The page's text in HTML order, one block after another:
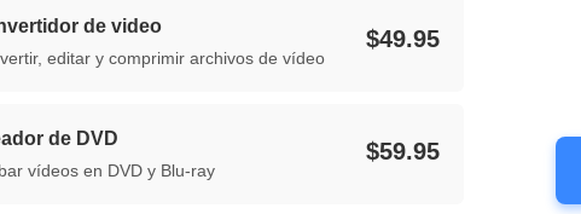
de video
editar y comprimir archivos de vídeo
$49.95
de DVD
vídeos en DVD y Blu-ray
$59.95